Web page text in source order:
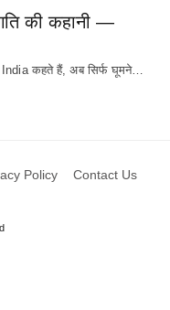
की कहानी —
कहते हैं, अब सिर्फ घूमने…
Policy Contact Us